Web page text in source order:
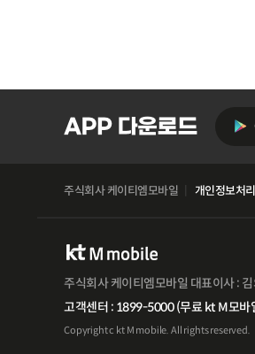
주식회사 케이티엠모바일 개인정보처
주식회사 케이티엠모바일 대표이사 : 김
고객센터 : 1899-5000 (무료 kt M모바
Copyright c kt M mobile. All rights reserved.